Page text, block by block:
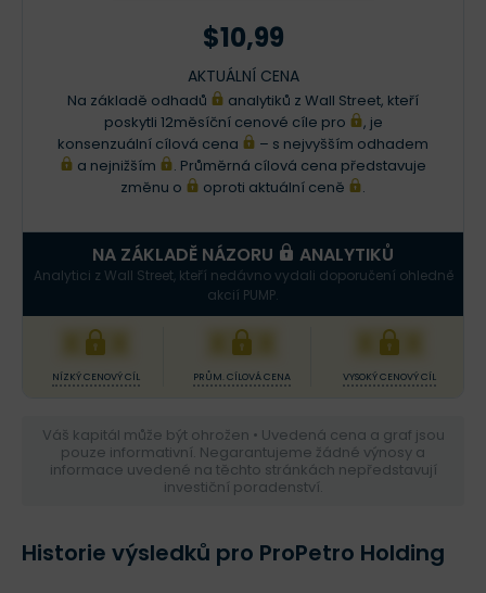
$10,99
AKTUÁLNÍ CENA
Na základě odhadů
analytiků z Wall Street, kteří
poskytli 12měsíční cenové cíle pro
, je
konsenzuální cílová cena
– s nejvyšším odhadem
a nejnižším
. Průměrná cílová cena představuje
změnu o
oproti aktuální ceně .
NA ZÁKLADĚ NÁZORU ANALYTIKŮ
Analytici z Wall Street, kteří nedávno vydali doporučení ohledně
akcií PUMP.
XXX
NÍZKÝ CENOVÝ CÍL
XXX
PRŮM. CÍLOVÁ CENA
XXX
VYSOKÝ CENOVÝ CÍL
Váš kapitál může být ohrožen • Uvedená cena a graf jsou
pouze informativní. Negarantujeme žádné výnosy a
informace uvedené na těchto stránkách nepředstavují
investiční poradenství.
Historie výsledků pro ProPetro Holding